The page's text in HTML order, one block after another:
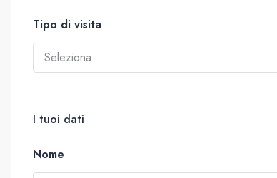
Tipo di visita
Seleziona
I tuoi dati
Nome